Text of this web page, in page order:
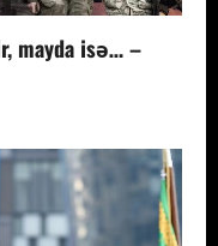
mayda isə… –